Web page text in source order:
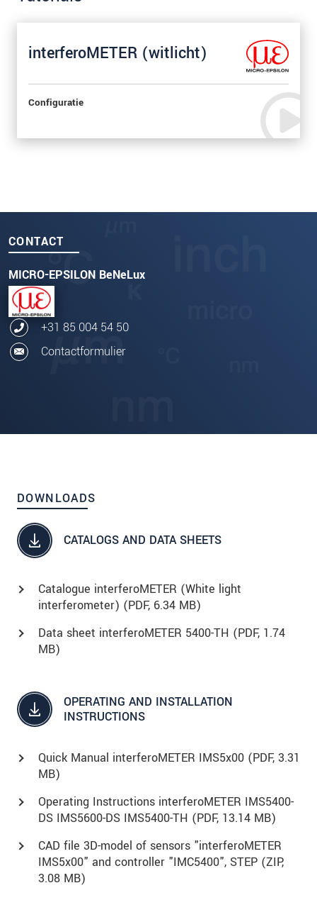
interferoMETER (witlicht)
Configuratie
CONTACT
MICRO-EPSILON BeNeLux
+31 85 004 54 50
Contactformulier
DOWNLOADS
CATALOGS AND DATA SHEETS
Catalogue interferoMETER (White light
interferometer) (PDF, 6.34 MB)
Data sheet interferoMETER 5400-TH (PDF, 1.74
MB)
OPERATING AND INSTALLATION
INSTRUCTIONS
Quick Manual interferoMETER IMS5x00 (PDF, 3.31
MB)
Operating Instructions interferoMETER IMS5400-
DS IMS5600-DS IMS5400-TH (PDF, 13.14 MB)
CAD file 3D-model of sensors "interferoMETER
IMS5x00" and controller "IMC5400", STEP (ZIP,
3.08 MB)